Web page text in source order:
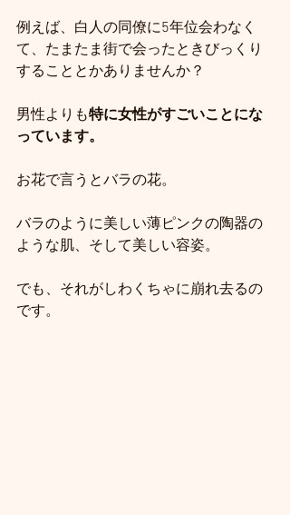
例えば、白人の同僚に5年位会わなく
て、たまたま街で会ったときびっくり
することとかありませんか？
男性よりも特に女性がすごいことにな
っています。
お花で言うとバラの花。
バラのように美しい薄ピンクの陶器の
ような肌、そして美しい容姿。
でも、それがしわくちゃに崩れ去るの
です。